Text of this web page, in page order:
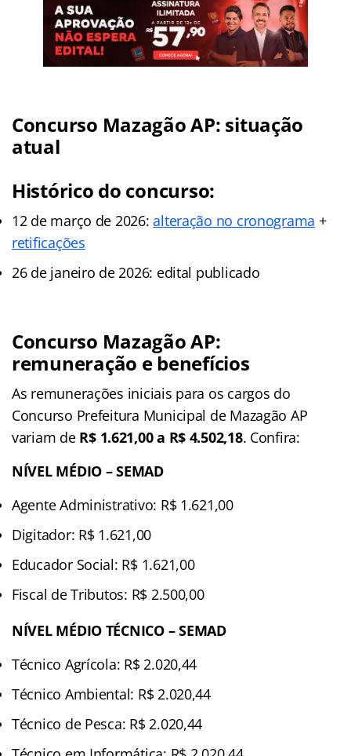
Concurso Mazagão AP: situação
atual
Histórico do concurso:
12 de março de 2026:alteração no cronograma +
retificações
26 de janeiro de 2026: edital publicado
Concurso Mazagão AP:
remuneração e benefícios
As remunerações iniciais para os cargos do
Concurso Prefeitura Municipal de Mazagão AP
variam de R$ 1.621,00 a R$ 4.502,18. Confira:
NÍVEL MÉDIO – SEMAD
Agente Administrativo: R$ 1.621,00
Digitador: R$ 1.621,00
Educador Social: R$ 1.621,00
Fiscal de Tributos: R$ 2.500,00
NÍVEL MÉDIO TÉCNICO – SEMAD
Técnico Agrícola: R$ 2.020,44
Técnico Ambiental: R$ 2.020,44
Técnico de Pesca: R$ 2.020,44